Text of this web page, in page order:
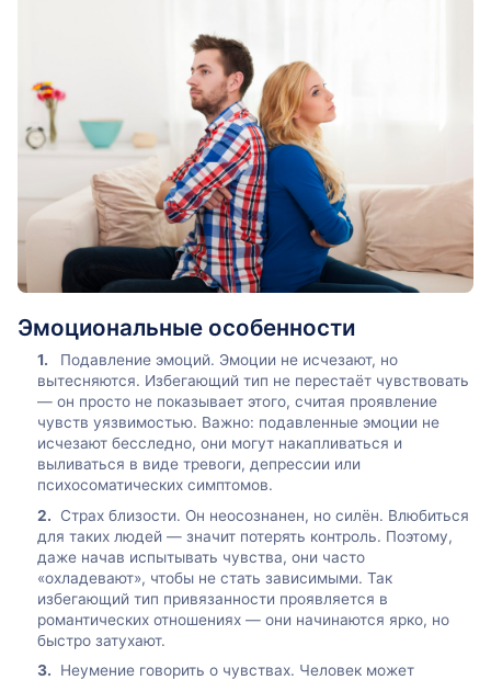
Эмоциональные особенности
Подавление эмоций. Эмоции не исчезают, но
вытесняются. Избегающий тип не перестаёт чувствовать
— он просто не показывает этого, считая проявление
чувств уязвимостью. Важно: подавленные эмоции не
исчезают бесследно, они могут накапливаться и
выливаться в виде тревоги, депрессии или
психосоматических симптомов.
Страх близости. Он неосознанен, но силён. Влюбиться
для таких людей — значит потерять контроль. Поэтому,
даже начав испытывать чувства, они часто
«охладевают», чтобы не стать зависимыми. Так
избегающий тип привязанности проявляется в
романтических отношениях — они начинаются ярко, но
быстро затухают.
Неумение говорить о чувствах. Человек может